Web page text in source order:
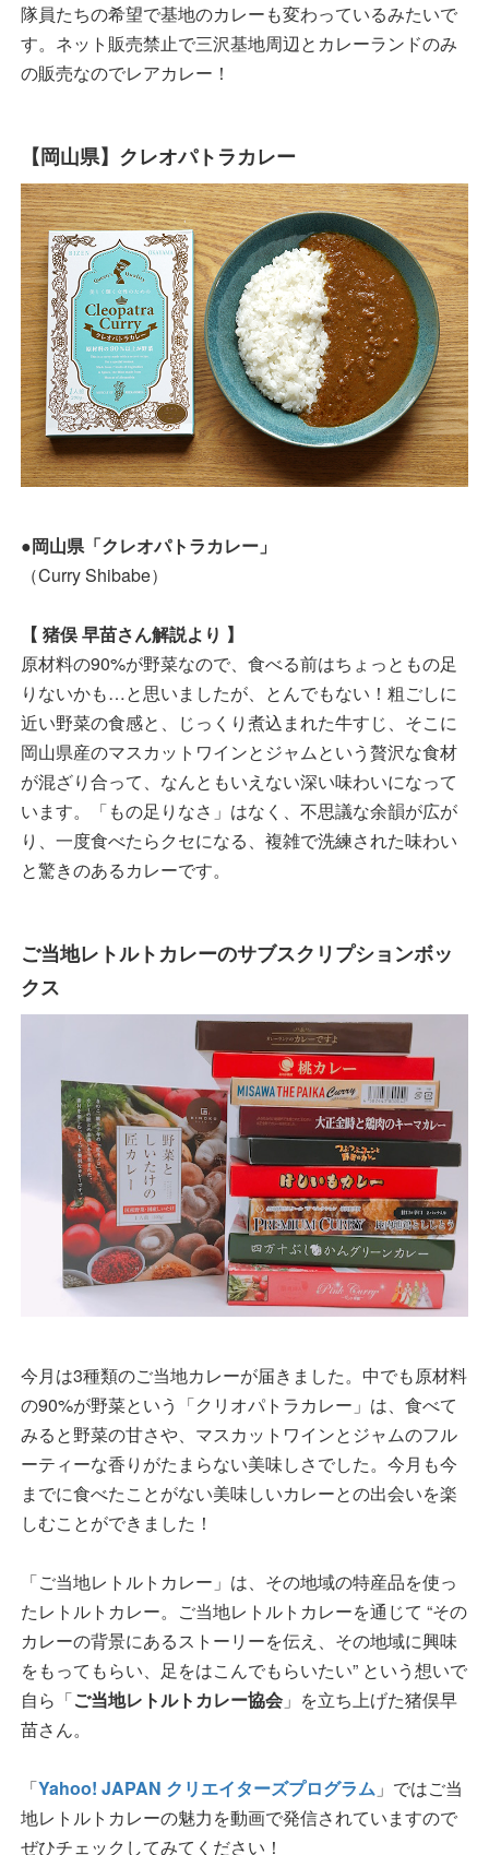
隊員たちの希望で基地のカレーも変わっているみたいで
す。ネット販売禁止で三沢基地周辺とカレーランドのみ
の販売なのでレアカレー！
【岡山県】クレオパトラカレー
●岡山県「クレオパトラカレー」
（Curry Shibabe）
【 猪俣 早苗さん解説より 】
原材料の90%が野菜なので、食べる前はちょっともの足
りないかも…と思いましたが、とんでもない！粗ごしに
近い野菜の食感と、じっくり煮込まれた牛すじ、そこに
岡山県産のマスカットワインとジャムという贅沢な食材
が混ざり合って、なんともいえない深い味わいになって
います。「もの足りなさ」はなく、不思議な余韻が広が
り、一度食べたらクセになる、複雑で洗練された味わい
と驚きのあるカレーです。
ご当地レトルトカレーのサブスクリプションボッ
クス
今月は3種類のご当地カレーが届きました。中でも原材料
の90%が野菜という「クリオパトラカレー」は、食べて
みると野菜の甘さや、マスカットワインとジャムのフル
ーティーな香りがたまらない美味しさでした。今月も今
までに食べたことがない美味しいカレーとの出会いを楽
しむことができました！
「ご当地レトルトカレー」は、その地域の特産品を使っ
たレトルトカレー。ご当地レトルトカレーを通じて “その
カレーの背景にあるストーリーを伝え、その地域に興味
をもってもらい、足をはこんでもらいたい” という想いで
自ら「ご当地レトルトカレー協会 」を立ち上げた猪俣早
苗さん。
「Yahoo! JAPAN クリエイターズプログラム 」ではご当
地レトルトカレーの魅力を動画で発信されていますので
ぜひチェックしてみてください！